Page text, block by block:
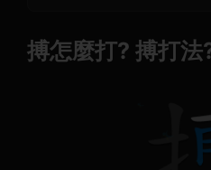
搏怎麼打? 搏打法